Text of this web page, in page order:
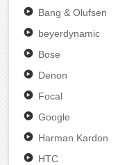
Bang & Olufsen
beyerdynamic
Bose
Denon
Focal
Google
Harman Kardon
HTC